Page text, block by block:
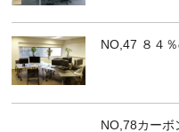
NO,47 ８４
NO,78カーボ